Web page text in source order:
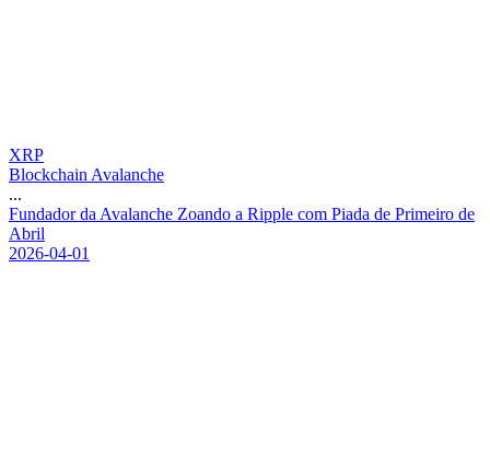
XRP
Blockchain Avalanche
...
Fundador da Avalanche Zoando a Ripple com Piada de Primeiro de
Abril
2026-04-01